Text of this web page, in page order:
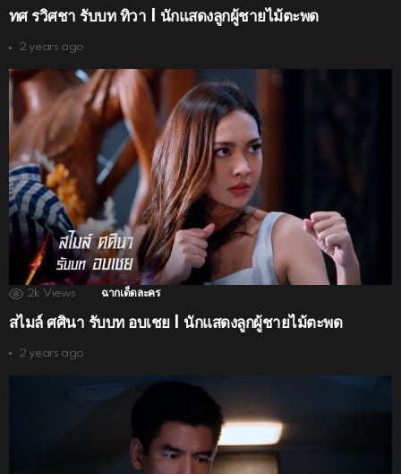
ทศ รวิศชา รับบท ทิวา | นักแสดงลูกผู้ชายไม้ตะพด
2 years ago
2k Views ฉากเด็ดละคร
สไมล์ ศศินา รับบท อบเชย | นักแสดงลูกผู้ชายไม้ตะพด
2 years ago